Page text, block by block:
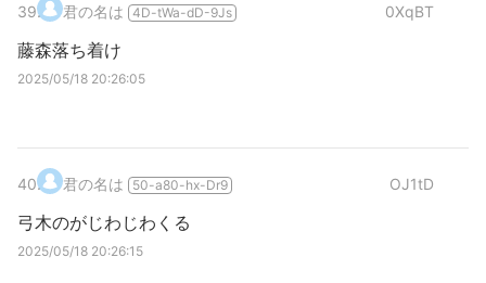
39. 君の名は 4D-tWa-dD-9Js 0XqBT
藤森落ち着け
2025/05/18 20:26:05
40. 君の名は 50-a80-hx-Dr9 OJ1tD
弓木のがじわじわくる
2025/05/18 20:26:15